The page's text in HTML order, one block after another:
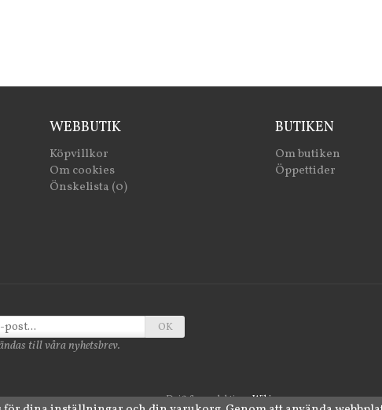
WEBBUTIK
Köpvillkor
Om cookies
Önskelista (0)
BUTIKEN
Om butiken
Öppettider
OK
till våra nyhetsbrev.
Drift & produktion:Wikinggruppen